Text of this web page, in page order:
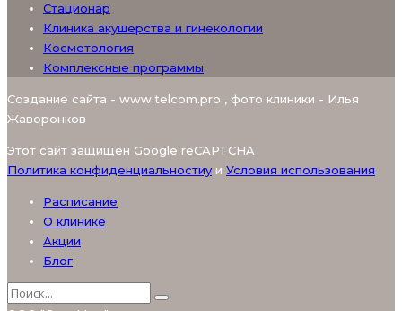
Стационар
Клиника акушерства и гинекологии
Косметология
Комплексные программы
Создание сайта - www.telcom.pro , фото клиники - Илья
Жаворонков
Этот сайт защищен Google reCAPTCHA
Политика конфиденциальностиy и Условия использования
Расписание
О клинике
Акции
Блог